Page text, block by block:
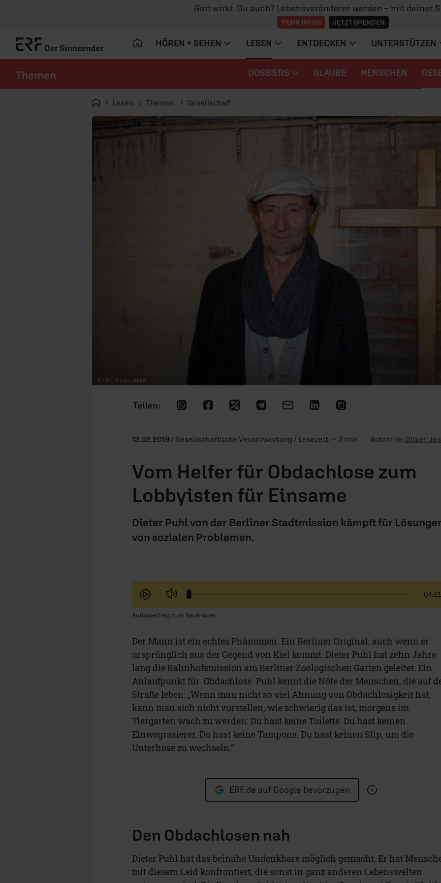
Gott wirkt. Du auch? Lebensveränderer werden – mit deiner
MEHR INFOS JETZT SPENDEN
HÖREN + SEHEN LESEN ENTDECKEN UNTERSTÜTZEN
Themen DOSSIERS GLAUBE MENSCHEN
Startseite
Lesen Themen Gesellschaft
© ERF, Oliver Jeske
13.02.2019 / Gesellschaftliche Verantwortung / Lesezeit: ~ 3 min Autor/-in: Oliver
Vom Helfer für Obdachlose zum
Lobbyisten für Einsame
Dieter Puhl von der Berliner Stadtmission kämpft für
von sozialen Problemen.
Audiobeitrag zum Nachhören
Der Mann ist ein echtes Phänomen. Ein Berliner Original, auch wenn er
ursprünglich aus der Gegend von Kiel kommt. Dieter Puhl hat zehn Jahre
lang die Bahnhofsmission am Berliner Zoologischen Garten geleitet. Ein
Anlaufpunkt für Obdachlose. Puhl kennt die Nöte der Menschen, die auf
Straße leben: „Wenn man nicht so viel Ahnung von Obdachlosigkeit hat,
kann man sich nicht vorstellen, wie schwierig das ist, morgens im
Tiergarten wach zu werden: Du hast keine Toilette. Du hast keinen
Einwegrasierer. Du hast keine Tampons. Du hast keinen Slip, um die
Unterhose zu wechseln.“
ERF.de auf Google bevorzugen
Den Obdachlosen nah
Dieter Puhl hat das beinahe Undenkbare möglich gemacht. Er hat
mit diesem Leid konfrontiert, die sonst in ganz anderen Lebenswelten